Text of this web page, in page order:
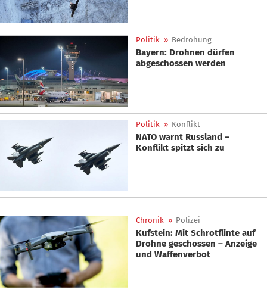
Politik » Bedrohung
Bayern: Drohnen dürfen
abgeschossen werden
Politik » Konflikt
NATO warnt Russland –
Konflikt spitzt sich zu
Chronik » Polizei
Kufstein: Mit Schrotflinte auf
Drohne geschossen – Anzeige
und Waffenverbot